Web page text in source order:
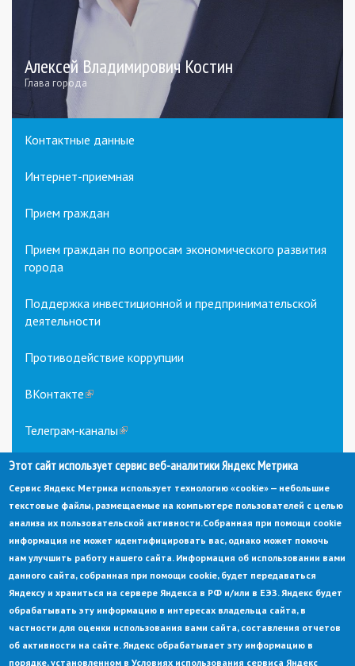
Алексей Владимирович Костин
Глава города
Контактные данные
Интернет-приемная
Прием граждан
Прием граждан по вопросам экономического развития
города
Поддержка инвестиционной и предпринимательской
деятельности
Противодействие коррупции
ВКонтакте(link
external)
Телеграм-каналы(link
external)
© Администрация города Заречный
Электронная почта:
adm@zarechny.zato.ru
sends
e-
mail)
Пензенская обл, г. Заречный, пр-кт. 30-летия Победы, д. 27, 442960
При публикации материалов сайта ссылка на источник обязательна.
Этот сайт использует сервис веб-аналитики Яндекс Метрика
Сервис Яндекс Метрика использует технологию «cookie» — небольшие
текстовые файлы, размещаемые на компьютере пользователей с целью
анализа их пользовательской активности.Собранная при помощи cookie
информация не может идентифицировать вас, однако может помочь
нам улучшить работу нашего сайта. Информация об использовании вами
данного сайта, собранная при помощи cookie, будет передаваться
Яндексу и храниться на сервере Яндекса в РФ и/или в ЕЭЗ. Яндекс будет
обрабатывать эту информацию в интересах владельца сайта, в
частности для оценки использования вами сайта, составления отчетов
об активности на сайте. Яндекс обрабатывает эту информацию в
порядке, установленном в Условиях использования сервиса Яндекс